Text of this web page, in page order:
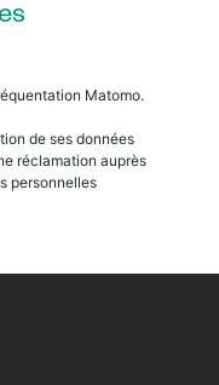
Matomo.
de ses données
réclamation auprès
personnelles